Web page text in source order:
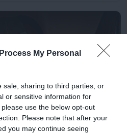
My Personal
sale, sharing to third parties, or
or sensitive information for
use the below opt-out
Please note that after your
you may continue seeing